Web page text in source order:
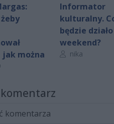
można
Informator
kulturalny.
będzie
weekend?
Autor artykułu:
nika
komentarza